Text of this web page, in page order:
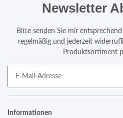
Newsletter
Bitte senden Sie mir
regelmäßig und jederzeit
Produktsortiment
Informationen